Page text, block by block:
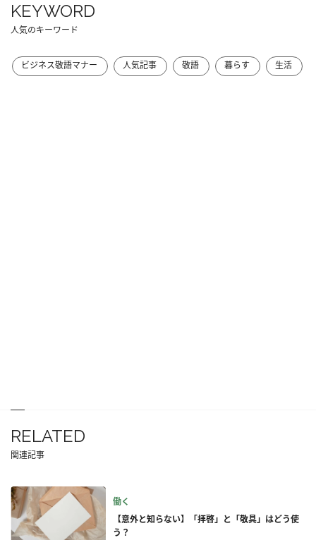
KEYWORD
人気のキーワード
ビジネス敬語マナー 人気記事 敬語 暮らす 生活
RELATED
関連記事
働く
【意外と知らない】「拝啓」と「敬具」はどう使
う？